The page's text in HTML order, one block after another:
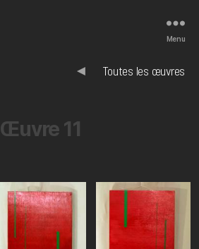
Menu
◄ Toutes les œuvres
Œuvre 11